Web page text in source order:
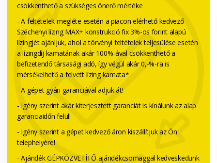
csökkenthető a szükséges önerő mértéke
- A feltételek megléte esetén a piacon elérhető kedvező
Széchenyi lízing MAX+ konstrukció fix 3%-os forint alapú
lízingjét ajánljuk, ahol a törvényi feltételek teljesülése esetén
a lízingdíj kamatának akár 100%-ával csökkenthető a
befizetendő társasági adó, így végül akár 0,-%-ra is
mérsékelhető a felvett lízing kamata*
- A gépet gyári garanciával adjuk át!
- Igény szerint akár kiterjesztett garanciát is kínálunk az alap
garanciaidőn felül!
- Igény szerint a gépet kedvező áron kiszállítjuk az Ön
telephelyére!
- Ajándék GÉPKÖZVETÍTŐ ajándékcsomaggal kedveskedünk